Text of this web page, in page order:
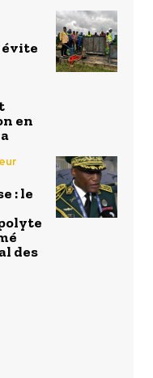
évite
en
: le
des